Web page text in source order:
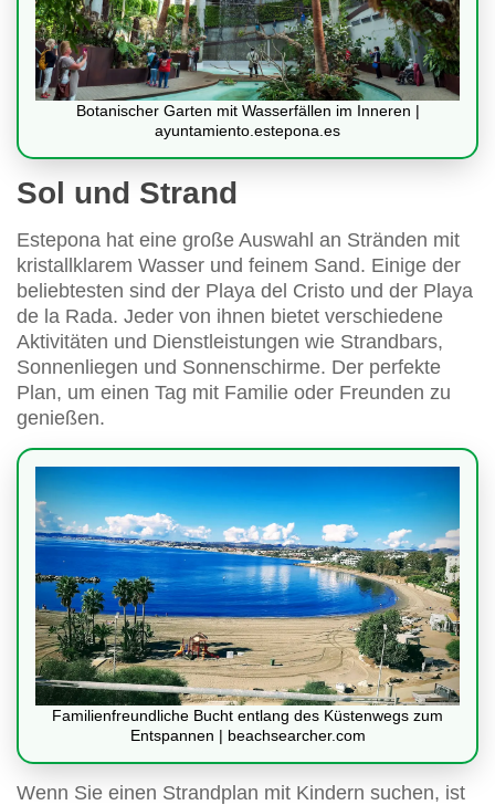
Botanischer Garten mit Wasserfällen im Inneren |
ayuntamiento.estepona.es
Sol und Strand
Estepona hat eine große Auswahl an Stränden mit
kristallklarem Wasser und feinem Sand. Einige der
beliebtesten sind der Playa del Cristo und der Playa
de la Rada. Jeder von ihnen bietet verschiedene
Aktivitäten und Dienstleistungen wie Strandbars,
Sonnenliegen und Sonnenschirme. Der perfekte
Plan, um einen Tag mit Familie oder Freunden zu
genießen.
Familienfreundliche Bucht entlang des Küstenwegs zum
Entspannen | beachsearcher.com
Wenn Sie einen Strandplan mit Kindern suchen, ist